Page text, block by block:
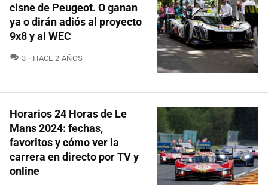
cisne de Peugeot. O ganan
ya o dirán adiós al proyecto
9x8 y al WEC
3 COMENTARIOS
HACE 2 AÑOS
Horarios 24 Horas de Le
Mans 2024: fechas,
favoritos y cómo ver la
carrera en directo por TV y
online